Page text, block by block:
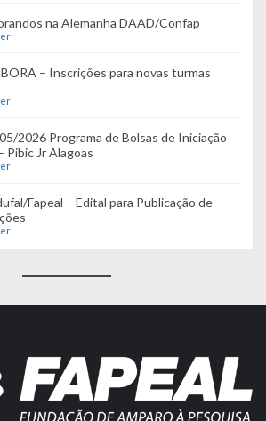
na Alemanha DAAD/Confap
– Inscrições para novas turmas
2026 Programa de Bolsas de Iniciação
Pibic Jr Alagoas
Fapeal – Edital para Publicação de